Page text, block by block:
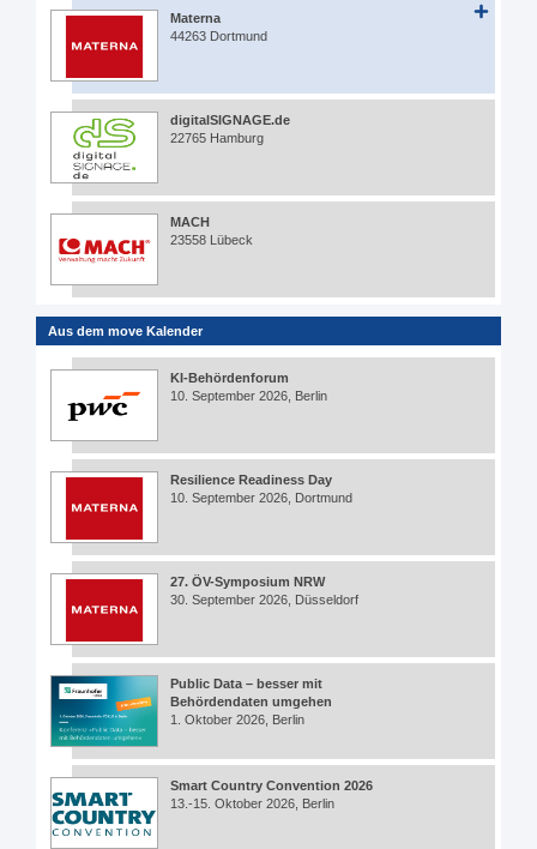
Materna
44263 Dortmund
digitalSIGNAGE.de
22765 Hamburg
MACH
23558 Lübeck
Aus dem move Kalender
KI-Behördenforum
10. September 2026, Berlin
Resilience Readiness Day
10. September 2026, Dortmund
27. ÖV-Symposium NRW
30. September 2026, Düsseldorf
Public Data – besser mit
Behördendaten umgehen
1. Oktober 2026, Berlin
Smart Country Convention 2026
13.-15. Oktober 2026, Berlin